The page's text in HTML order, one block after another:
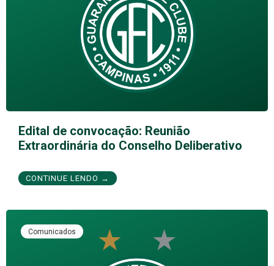
Edital de convocação: Reunião
Extraordinária do Conselho Deliberativo
CONTINUE LENDO →
Comunicados